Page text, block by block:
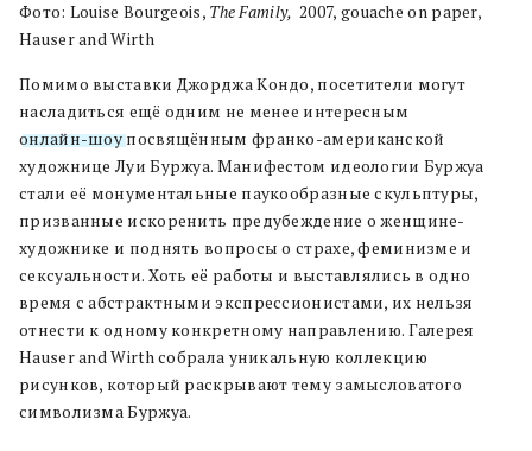
Фото: Louise Bourgeois, The Family, 2007, gouache on paper,
Hauser and Wirth
Помимо выставки Джорджа Кондо, посетители могут
насладиться ещё одним не менее интересным
онлайн-шоупосвящённым франко-американской
художнице Луи Буржуа. Манифестом идеологии Буржуа
стали её монументальные паукообразные скульптуры,
призванные искоренить предубеждение о женщине-
художнике и поднять вопросы о страхе, феминизме и
сексуальности. Хоть её работы и выставлялись в одно
время с абстрактными экспрессионистами, их нельзя
отнести к одному конкретному направлению. Галерея
Hauser and Wirth собрала уникальную коллекцию
рисунков, который раскрывают тему замысловатого
символизма Буржуа.